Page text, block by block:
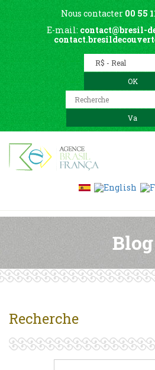
Nous contacter 00 55
E-mail: contact@bresil-
Blog
Recherche